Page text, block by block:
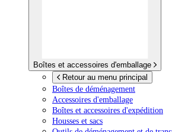
Boîtes et accessoires d'emballage
Retour au menu principal
Boîtes de déménagement
Accessoires d'emballage
Boîtes et accessoires d'expédition
Housses et sacs